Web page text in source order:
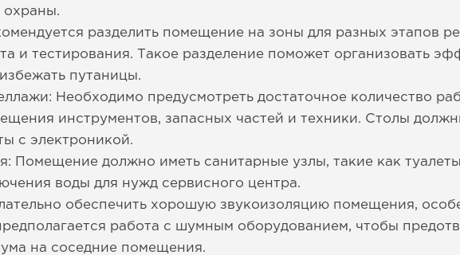
охраны.
разделить помещение на зоны для разных этапов
и тестирования. Такое разделение поможет организовать
путаницы.
Необходимо предусмотреть достаточное количество
инструментов, запасных частей и техники. Столы
с электроникой.
Помещение должно иметь санитарные узлы, такие как
воды для нужд сервисного центра.
обеспечить хорошую звукоизоляцию помещения,
работа с шумным оборудованием, чтобы
на соседние помещения.